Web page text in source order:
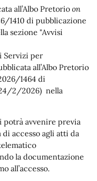
all’Albo Pretorio on
1410 di pubblicazione
sezione "Avvisi
Servizi per
all’Albo Pretorio
1464 di
2/2026) nella
potrà avvenire previa
accesso agli atti da
la documentazione
all’accesso.